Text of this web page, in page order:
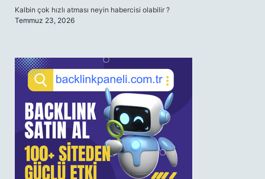
Kalbin çok hızlı atması neyin habercisi olabilir ?
Temmuz 23, 2026